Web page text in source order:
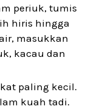
periuk, tumis
hiris hingga
masukkan
kacau dan
paling kecil.
kuah tadi.